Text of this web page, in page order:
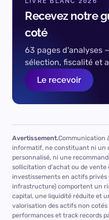
nos
Les 17 sections notées,
un
ou réserver
Recevez notre
coté
63 pages d'analyses
sélection, fiscalité et
Le recevoir
Avertissement.Communication
informatif, ne constituant ni un
personnalisé, ni une
sollicitation d'achat ou de
investissements en actifs
infrastructure) comportent un
capital, une liquidité réduite et
valorisation des actifs non
performances et track records